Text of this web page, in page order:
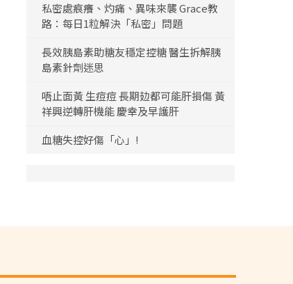
私密處痕癢、灼痛、異味來襲 Grace教
路：每日1粒解決「私密」問題
長效胰島素助糖友穩定控糖 醫生拆解胰
島素針劑迷思
唔止面黃 生痘痘 長期攰都可能肝損傷 黃
祥興逆轉肝機能 慶幸及早護肝
血糖失控好傷「心」!